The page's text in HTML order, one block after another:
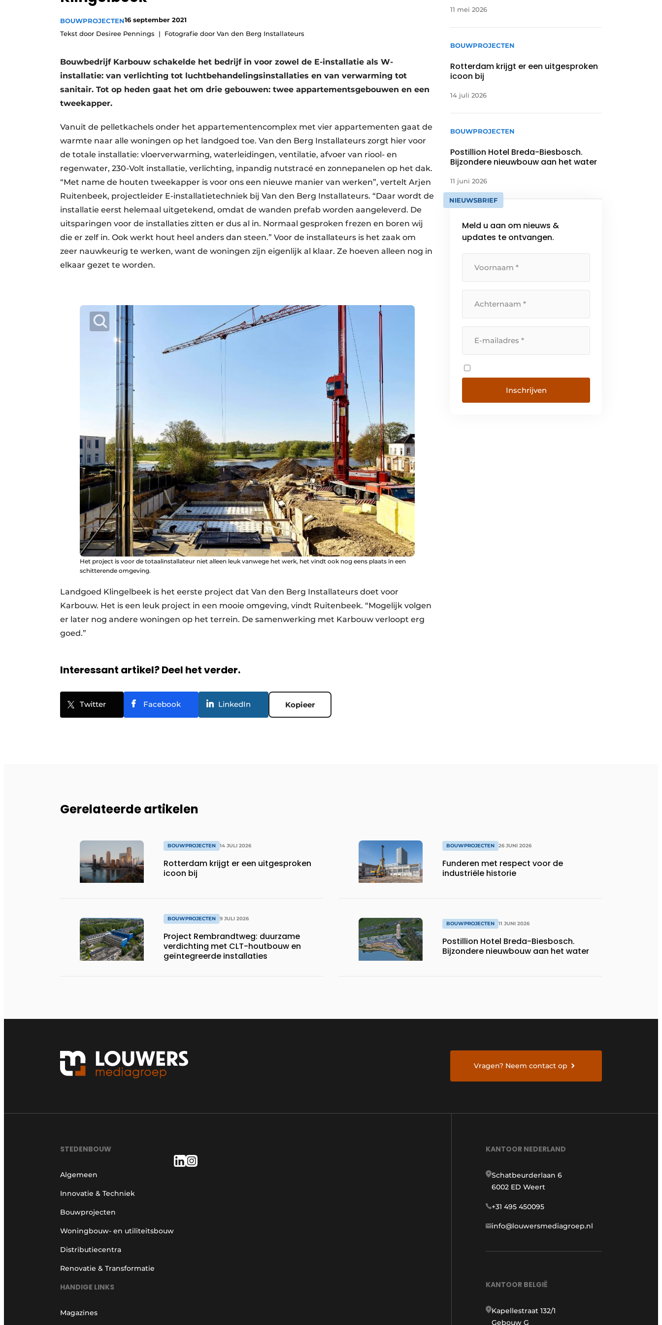
Vacature aanmelden
Vacatures
Video’s
BOUWPROJECTEN16 september 2021
Tekst door Desiree Pennings
Fotografie door Van den Berg Installateurs
Bouwbedrijf Karbouw schakelde het bedrijf in voor zowel de E-installatie als W-
installatie: van verlichting tot luchtbehandelingsinstallaties en van verwarming tot
sanitair. Tot op heden gaat het om drie gebouwen: twee appartementsgebouwen en een
tweekapper.
Vanuit de pelletkachels onder het appartementencomplex met vier appartementen gaat de
warmte naar alle woningen op het landgoed toe. Van den Berg Installateurs zorgt hier voor
de totale installatie: vloerverwarming, waterleidingen, ventilatie, afvoer van riool- en
regenwater, 230-Volt installatie, verlichting, inpandig nutstracé en zonnepanelen op het dak.
“Met name de houten tweekapper is voor ons een nieuwe manier van werken”, vertelt Arjen
Ruitenbeek, projectleider E-installatietechniek bij Van den Berg Installateurs. “Daar wordt de
installatie eerst helemaal uitgetekend, omdat de wanden prefab worden aangeleverd. De
uitsparingen voor de installaties zitten er dus al in. Normaal gesproken frezen en boren wij
die er zelf in. Ook werkt hout heel anders dan steen.” Voor de installateurs is het zaak om
zeer nauwkeurig te werken, want de woningen zijn eigenlijk al klaar. Ze hoeven alleen nog in
elkaar gezet te worden.
Het project is voor de totaalinstallateur niet alleen leuk vanwege het werk, het vindt ook nog eens plaats in een
schitterende omgeving.
Landgoed Klingelbeek is het eerste project dat Van den Berg Installateurs doet voor
Karbouw. Het is een leuk project in een mooie omgeving, vindt Ruitenbeek. “Mogelijk volgen
er later nog andere woningen op het terrein. De samenwerking met Karbouw verloopt erg
goed.”
Interessant artikel? Deel het verder.
Twitter Facebook LinkedIn Kopieer
11 mei 2026
BOUWPROJECTEN
Rotterdam krijgt er een uitgesproken
icoon bij
14 juli 2026
BOUWPROJECTEN
Postillion Hotel Breda-Biesbosch.
Bijzondere nieuwbouw aan het water
11 juni 2026
NIEUWSBRIEF
Meld u aan om nieuws &
updates te ontvangen.
Gerelateerde artikelen
BOUWPROJECTEN 14 JULI 2026
Rotterdam krijgt er een uitgesproken
icoon bij
BOUWPROJECTEN 9 JULI 2026
Project Rembrandtweg: duurzame
verdichting met CLT-houtbouw en
geïntegreerde installaties
BOUWPROJECTEN 26 JUNI 2026
Funderen met respect voor de
industriële historie
BOUWPROJECTEN 11 JUNI 2026
Postillion Hotel Breda-Biesbosch.
Bijzondere nieuwbouw aan het water
Vragen? Neem contact op
STEDENBOUW
Algemeen
Innovatie & Techniek
Bouwprojecten
Woningbouw- en utiliteitsbouw
Distributiecentra
Renovatie & Transformatie
HANDIGE LINKS
Magazines
KANTOOR NEDERLAND
Schatbeurderlaan 6
6002 ED Weert
+31 495 450095
info@louwersmediagroep.nl
KANTOOR BELGIË
Kapellestraat 132/1
Gebouw G